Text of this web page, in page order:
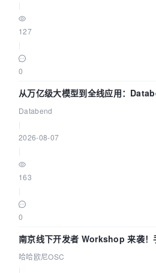
127
0
从万亿级大模型到全线应用：
企业构建全链路 Trace 数据管道
Databend
2026-08-07
163
0
南京线下开发者 Workshop 来袭！
智能 Agent 应用
哈哈欧尼OSC